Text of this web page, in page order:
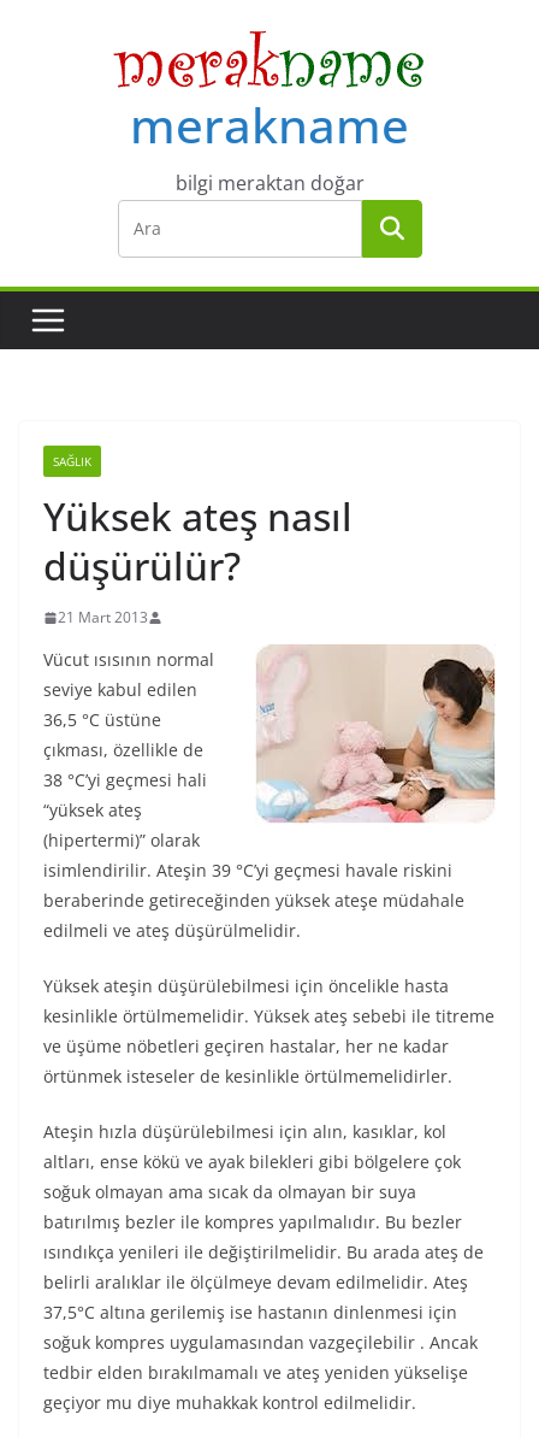
merakname
bilgi meraktan doğar
SAĞLIK
Yüksek ateş nasıl
düşürülür?
21 Mart 2013
Vücut ısısının normal
seviye kabul edilen
36,5 °C üstüne
çıkması, özellikle de
38 °C’yi geçmesi hali
“yüksek ateş
(hipertermi)” olarak
isimlendirilir. Ateşin 39 °C’yi geçmesi havale riskini
beraberinde getireceğinden yüksek ateşe müdahale
edilmeli ve ateş düşürülmelidir.
Yüksek ateşin düşürülebilmesi için öncelikle hasta
kesinlikle örtülmemelidir. Yüksek ateş sebebi ile titreme
ve üşüme nöbetleri geçiren hastalar, her ne kadar
örtünmek isteseler de kesinlikle örtülmemelidirler.
Ateşin hızla düşürülebilmesi için alın, kasıklar, kol
altları, ense kökü ve ayak bilekleri gibi bölgelere çok
soğuk olmayan ama sıcak da olmayan bir suya
batırılmış bezler ile kompres yapılmalıdır. Bu bezler
ısındıkça yenileri ile değiştirilmelidir. Bu arada ateş de
belirli aralıklar ile ölçülmeye devam edilmelidir. Ateş
37,5°C altına gerilemiş ise hastanın dinlenmesi için
soğuk kompres uygulamasından vazgeçilebilir . Ancak
tedbir elden bırakılmamalı ve ateş yeniden yükselişe
geçiyor mu diye muhakkak kontrol edilmelidir.